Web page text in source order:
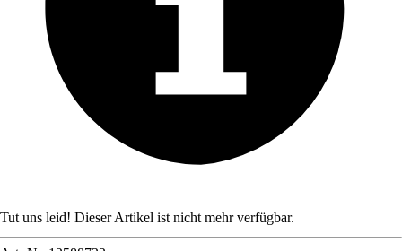
Tut uns leid! Dieser Artikel ist nicht mehr verfügbar.